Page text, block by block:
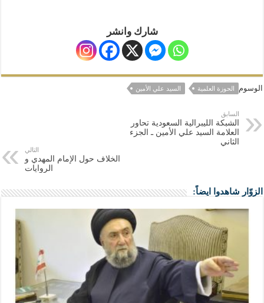
شارك وانشر
الوسوم الحوزة العلمية السيد علي الأمين
السابق
الشبكة الليبرالية السعودية تحاور
العلامة السيد علي الأمين ـ الجزء
الثاني
التالي
الخلاف حول الإمام المهدي و
الروايات
الزوّار شاهدوا ايضاً: